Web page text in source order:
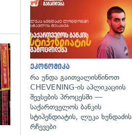
გადახედვა
ეკონომიკა
რა უნდა გაითვალისწინოთ
CHEVENING-ის აპლიკაციის
შევსების პროცესში —
საქართველოს ბანკის
სტიპენდიატის, ლუკა ხუნდაძის
რჩევები